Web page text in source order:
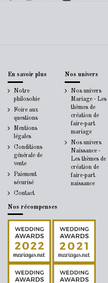
En savoir plus
Notre
philosohie
Foire aux
questions
Mentions
légales
Conditions
générale de
vente
Paiement
sécurisé
Contact
Nos univers
Nos univers
Mariage - Les
thèmes de
création de
faire-part
mariage
Nos univers
Naissance -
Les thèmes de
création de
faire-part
naissance
Nos récompenses